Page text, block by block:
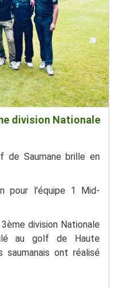
division Nationale
de Saumane brille en
pour l'équipe 1 Mid-
division Nationale
au golf de Haute
saumanais ont réalisé